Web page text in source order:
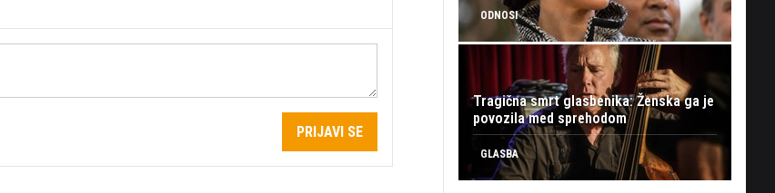
PRIJAVI SE
ODNOSI
Tragična smrt glasbenika: Ženska ga je
povozila med sprehodom
GLASBA